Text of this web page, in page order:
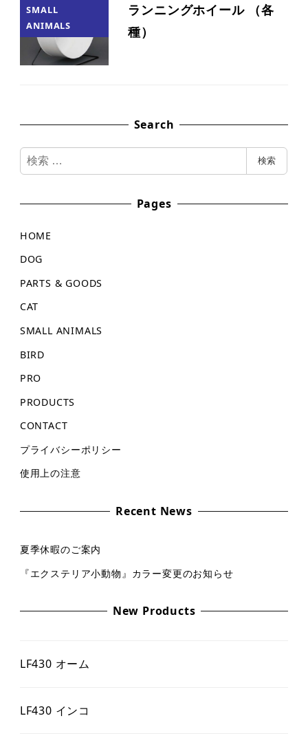
SMALL
ANIMALS
ランニングホイール （各
種）
Search
検
索
検索
Pages
HOME
DOG
PARTS & GOODS
CAT
SMALL ANIMALS
BIRD
PRO
PRODUCTS
CONTACT
プライバシーポリシー
使用上の注意
Recent News
夏季休暇のご案内
『エクステリア小動物』カラー変更のお知らせ
New Products
LF430 オーム
LF430 インコ